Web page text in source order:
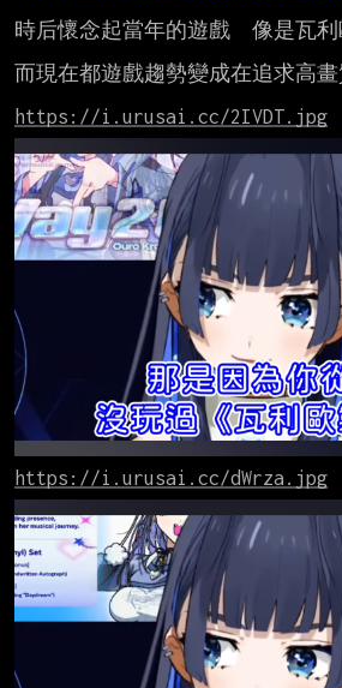
時后懷念起當年的遊戲  像是瓦利
而現在都遊戲趨勢變成在追求高
https://i.urusai.cc/2IVDT.jpg
https://i.urusai.cc/dWrza.jpg